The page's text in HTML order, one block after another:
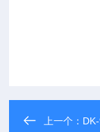
上一个： DK-